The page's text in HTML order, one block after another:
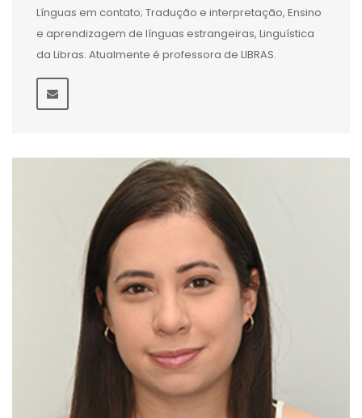
Línguas em contato; Tradução e interpretação, Ensino
e aprendizagem de línguas estrangeiras, Linguística
da Libras. Atualmente é professora de LIBRAS.